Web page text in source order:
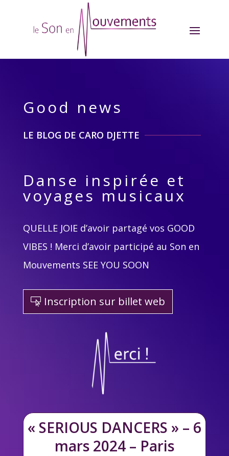
Good news
LE BLOG DE CARO DJETTE
Danse inspirée et
voyages musicaux
QUELLE JOIE d’avoir partagé vos GOOD
VIBES ! Merci d’avoir participé au Son en
Mouvements SEE YOU SOON
Inscription sur billet web
« SERIOUS DANCERS » – 6
mars 2024 – Paris